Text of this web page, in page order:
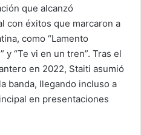
que alcanzó
con éxitos que marcaron a
como “Lamento
y “Te vi en un tren”. Tras el
en 2022, Staiti asumió
banda, llegando incluso a
en presentaciones